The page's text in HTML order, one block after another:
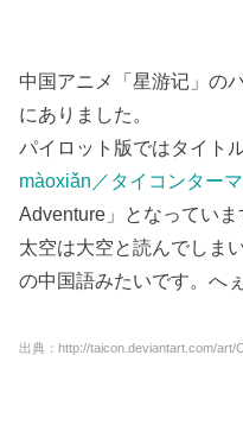
中国アニメ「星游记」の
にありました。
パイロット版ではタイト
màoxiǎn／タイコンターマ
Adventure」となっていま
太空は大空と読んでしま
の中国語みたいです。へ
出典：http://taicon.deviantart.com/